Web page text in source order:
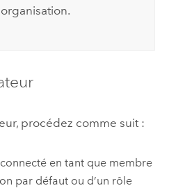
procédez comme suit :
en tant que membre
par défaut ou d’un rôle